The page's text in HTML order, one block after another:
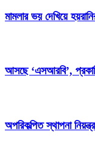
মামলার ভয় দেখিয়ে
আসছে ‘এসআরবি’,
অপরিকল্পিত স্থাপনা